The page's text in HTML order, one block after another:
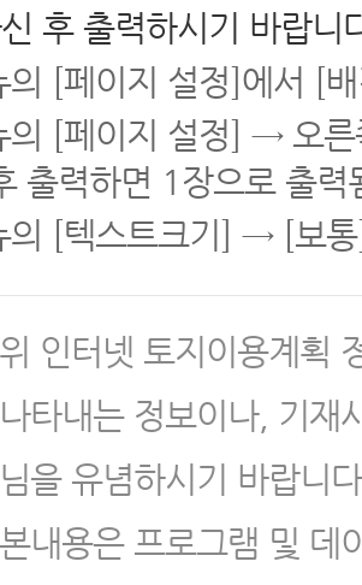
후 출력하시기 바랍니
의 [페이지 설정]에서 [
의 [페이지 설정] → 오
출력하면 1장으로 출력
의 [텍스트크기] → [보
위 인터넷 토지이용계획
나타내는 정보이나, 기재
님을 유념하시기 바랍니
본내용은 프로그램 및 데